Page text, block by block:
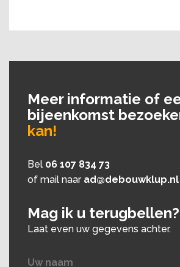
Meer informatie of
bijeenkomst
kan!
Bel 06 107 834 73
of mail naar ad@debouwklup.nl
Mag ik u terugbellen?
Laat even uw gegevens achter.
Uw naam